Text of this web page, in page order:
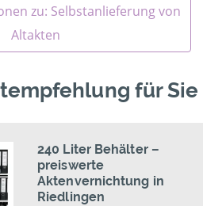
zu: Selbstanlieferung von
Altakten
für Sie
240 Liter Behälter –
preiswerte
Aktenvernichtung in
Riedlingen